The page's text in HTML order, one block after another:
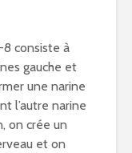
consiste à
gauche et
une narine
l’autre narine
on crée un
et on